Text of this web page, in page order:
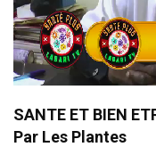
SANTE ET BIEN
Par Les Plantes